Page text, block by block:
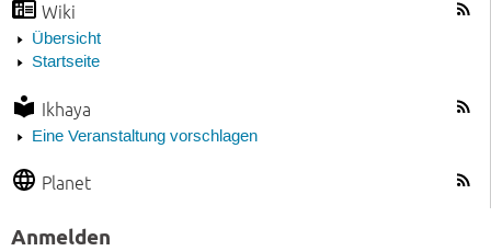
Wiki
Übersicht
Startseite
Ikhaya
Eine Veranstaltung vorschlagen
Planet
Anmelden